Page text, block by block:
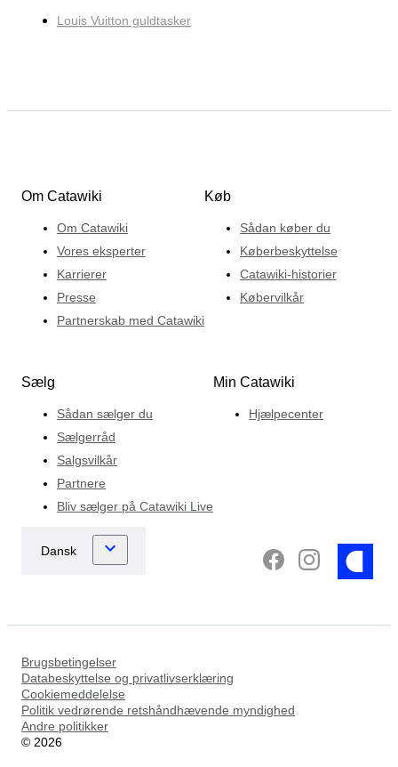
Louis Vuitton guldtasker
Om Catawiki
Om Catawiki
Vores eksperter
Karrierer
Presse
Partnerskab med Catawiki
Køb
Sådan køber du
Køberbeskyttelse
Catawiki-historier
Købervilkår
Sælg
Sådan sælger du
Sælgerråd
Salgsvilkår
Partnere
Bliv sælger på Catawiki Live
Min Catawiki
Hjælpecenter
Brugsbetingelser
Databeskyttelse og privatlivserklæring
Cookiemeddelelse
Politik vedrørende retshåndhævende myndighed
Andre politikker
© 2026